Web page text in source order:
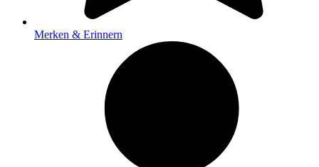
Merken & Erinnern